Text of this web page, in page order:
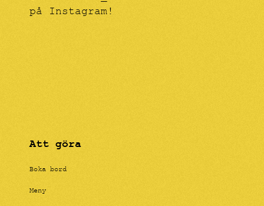
på Instagram!
Att göra
Boka bord
Meny